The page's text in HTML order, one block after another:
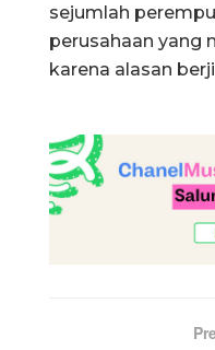
sejumlah
perusahaan yang
karena alasan